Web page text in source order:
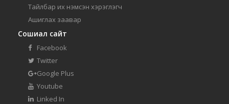
Тайлбар их нэмсэн хэрэглэгч
Ашиглах заавар
Сошиал сайт
Facebook
Twitter
Google Plus
Youtube
Linked In